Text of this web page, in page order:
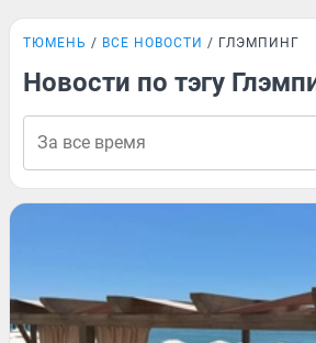
ТЮМЕНЬ ВСЕ НОВОСТИ ГЛЭМПИНГ
Новости по тэгу